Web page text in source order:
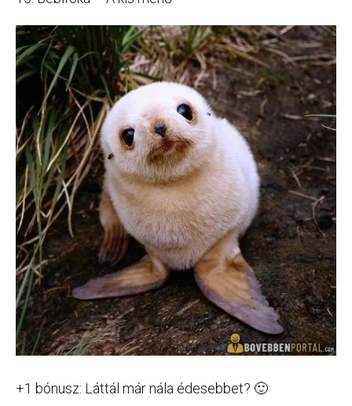
+1 bónusz: Láttál már nála édesebbet? 🙂